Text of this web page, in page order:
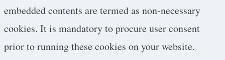
embedded contents are termed as non-necessary
cookies. It is mandatory to procure user consent
prior to running these cookies on your website.